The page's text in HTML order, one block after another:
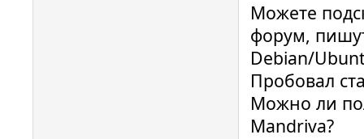
Можете
форум,
Debian/
Пробовал
Можно ли
Mandriva?